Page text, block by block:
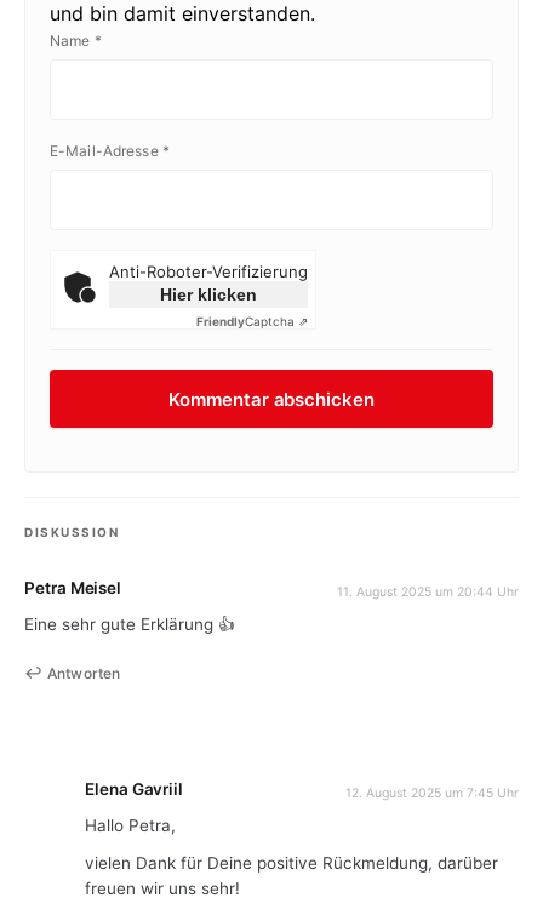
und bin damit einverstanden.
Name *
E-Mail-Adresse *
Anti-Roboter-Verifizierung
Hier klicken
FriendlyCaptcha ⇗
DISKUSSION
Petra Meisel 11. August 2025 um 20:44 Uhr
Eine sehr gute Erklärung 👍
Antworten
Elena Gavriil 12. August 2025 um 7:45 Uhr
Hallo Petra,
vielen Dank für Deine positive Rückmeldung, darüber
freuen wir uns sehr!